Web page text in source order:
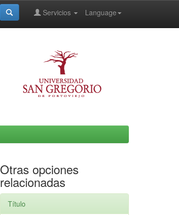
Language
Servicios
Otras opciones
relacionadas
Título